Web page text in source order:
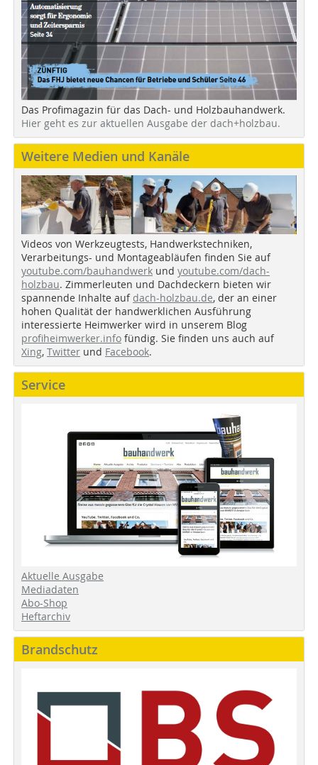
Das Profimagazin für das Dach- und Holzbauhandwerk.
Hier geht es zur aktuellen Ausgabe der dach+holzbau.
Weitere Medien und Kanäle
Videos von Werkzeugtests, Handwerkstechniken,
Verarbeitungs- und Montageabläufen finden Sie auf
youtube.com/bauhandwerk und youtube.com/dach-
holzbau. Zimmerleuten und Dachdeckern bieten wir
spannende Inhalte auf dach-holzbau.de, der an einer
hohen Qualität der handwerklichen Ausführung
interessierte Heimwerker wird in unserem Blog
profiheimwerker.info fündig. Sie finden uns auch auf
Xing, Twitter und Facebook.
Service
Aktuelle Ausgabe
Mediadaten
Abo-Shop
Heftarchiv
Brandschutz